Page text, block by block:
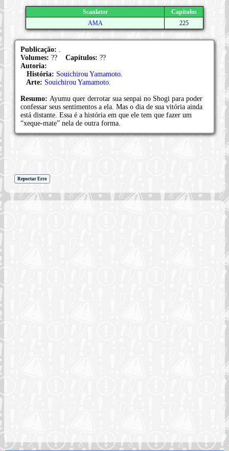
Scanlator
Capítulos
AMA
225
Publicação:
Volumes: ?? Capítulos: ??
Autoria:
História: Souichirou Yamamoto
Arte: Souichirou Yamamoto
Resumo: Ayumu quer derrotar sua senpai no Shogi para poder
confessar seus sentimentos a ela. Mas o dia de sua vitória ainda
está distante. Essa é a história em que ele tem que fazer um
“xeque-mate” nela de outra forma.
Reportar Erro